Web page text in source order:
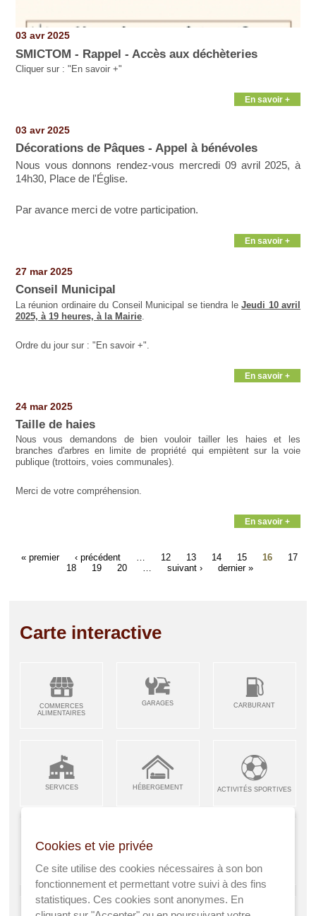
03 avr 2025
SMICTOM - Rappel - Accès aux déchèteries
Cliquer sur : "En savoir +"
En savoir +
03 avr 2025
Décorations de Pâques - Appel à bénévoles
Nous vous donnons rendez-vous mercredi 09 avril 2025, à
14h30, Place de l'Église.
Par avance merci de votre participation.
En savoir +
27 mar 2025
Conseil Municipal
La réunion ordinaire du Conseil Municipal se tiendra leJeudi 10 avril
2025, à 19 heures, à la Mairie.
Ordre du jour sur : "En savoir +".
En savoir +
24 mar 2025
Taille de haies
Nous vous demandons de bien vouloir tailler les haies et les
branches d'arbres en limite de propriété qui empiètent sur la voie
publique (trottoirs, voies communales).
Merci de votre compréhension.
En savoir +
« premier ‹ précédent 12 13 14 15 16
17
18
19 20 suivant › dernier »
Carte interactive
COMMERCES
ALIMENTAIRES
GARAGES CARBURANT
SERVICES HÉBERGEMENT ACTIVITÉS SPORTIVES
ARTISANS &
INDUSTRIES
RESTAURANTS CAFÉS ENFANCE JEUNESSE
Cookies et vie privée
Ce site utilise des cookies nécessaires à son bon
fonctionnement et permettant votre suivi à des fins
statistiques. Ces cookies sont anonymes. En